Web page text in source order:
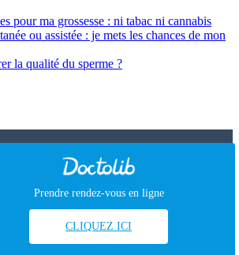
Prendre rendez-vous en ligne
CLIQUEZ ICI
pour ma grossesse : ni tabac ni cannabis
ou assistée : je mets les chances de mon
la qualité du sperme ?